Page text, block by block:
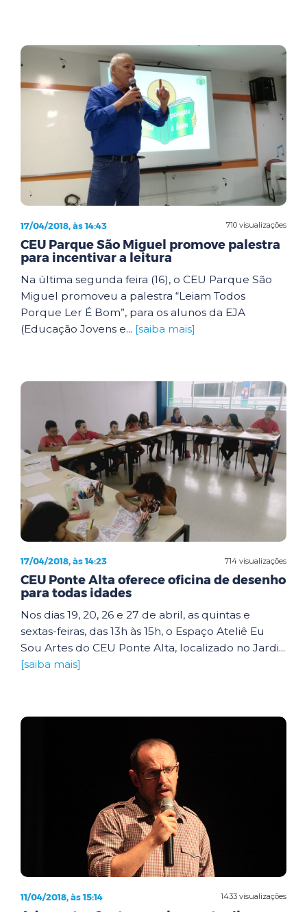
710 visualizações
17/04/2018, às 14:43
CEU Parque São Miguel promove palestra
para incentivar a leitura
Na última segunda feira (16), o CEU Parque São
Miguel promoveu a palestra “Leiam Todos
Porque Ler É Bom”, para os alunos da EJA
(Educação Jovens e... [saiba mais]
714 visualizações
17/04/2018, às 14:23
CEU Ponte Alta oferece oficina de desenho
para todas idades
Nos dias 19, 20, 26 e 27 de abril, as quintas e
sextas-feiras, das 13h às 15h, o Espaço Ateliê Eu
Sou Artes do CEU Ponte Alta, localizado no Jardi...
[saiba mais]
1433 visualizações
11/04/2018, às 15:14